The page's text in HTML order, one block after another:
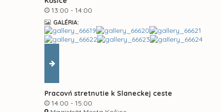
13:00 - 14:00
GALÉRIA:
Pracovń stretnutie k Slaneckej ceste
14:00 - 15:00